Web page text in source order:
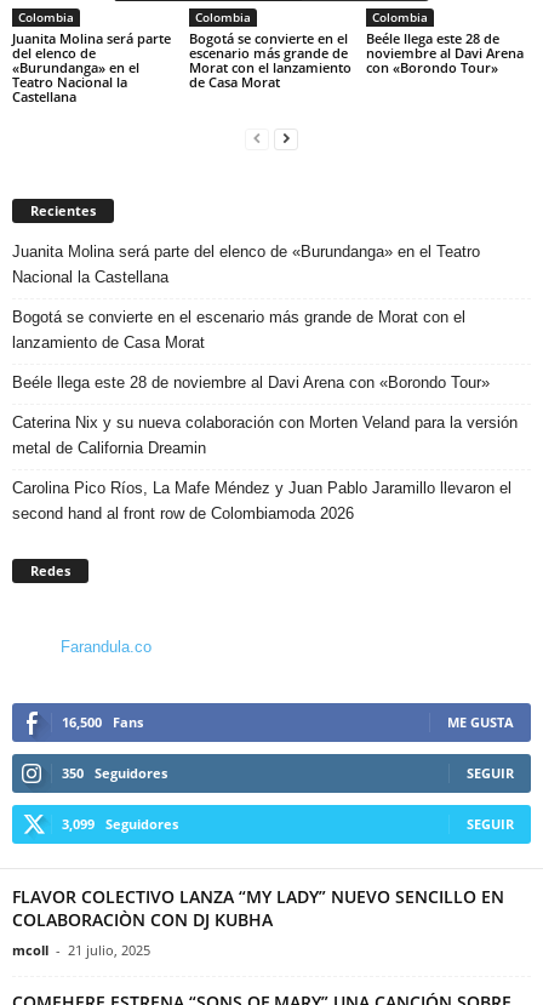
Colombia
Juanita Molina será parte
del elenco de
«Burundanga» en el
Teatro Nacional la
Castellana
Colombia
Bogotá se convierte en el
escenario más grande de
Morat con el lanzamiento
de Casa Morat
Colombia
Beéle llega este 28 de
noviembre al Davi Arena
con «Borondo Tour»
Recientes
Juanita Molina será parte del elenco de «Burundanga» en el Teatro
Nacional la Castellana
Bogotá se convierte en el escenario más grande de Morat con el
lanzamiento de Casa Morat
Beéle llega este 28 de noviembre al Davi Arena con «Borondo Tour»
Caterina Nix y su nueva colaboración con Morten Veland para la versión
metal de California Dreamin
Carolina Pico Ríos, La Mafe Méndez y Juan Pablo Jaramillo llevaron el
second hand al front row de Colombiamoda 2026
Redes
Farandula.co
16,500 Fans ME GUSTA
350 Seguidores SEGUIR
3,099 Seguidores SEGUIR
FLAVOR COLECTIVO LANZA “MY LADY” NUEVO SENCILLO EN
COLABORACIÒN CON DJ KUBHA
mcoll - 21 julio, 2025